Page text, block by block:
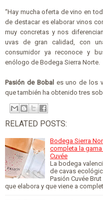
“Hay mucha oferta de vino en
de destacar es elaborar vinos
muy concretas y nos
uvas de gran calidad, con
consumidor ya reconoce y
enólogo de Bodega Sierra Norte.
Pasión de Bobales uno de los
que también ha obtenido tres
RELATED POSTS:
Bodega Sierra
completa la
Cuvée
La bodega
de cavas
Pasión Cuvée
que elabora y que viene a